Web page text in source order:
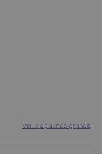
Ver mapa más grande